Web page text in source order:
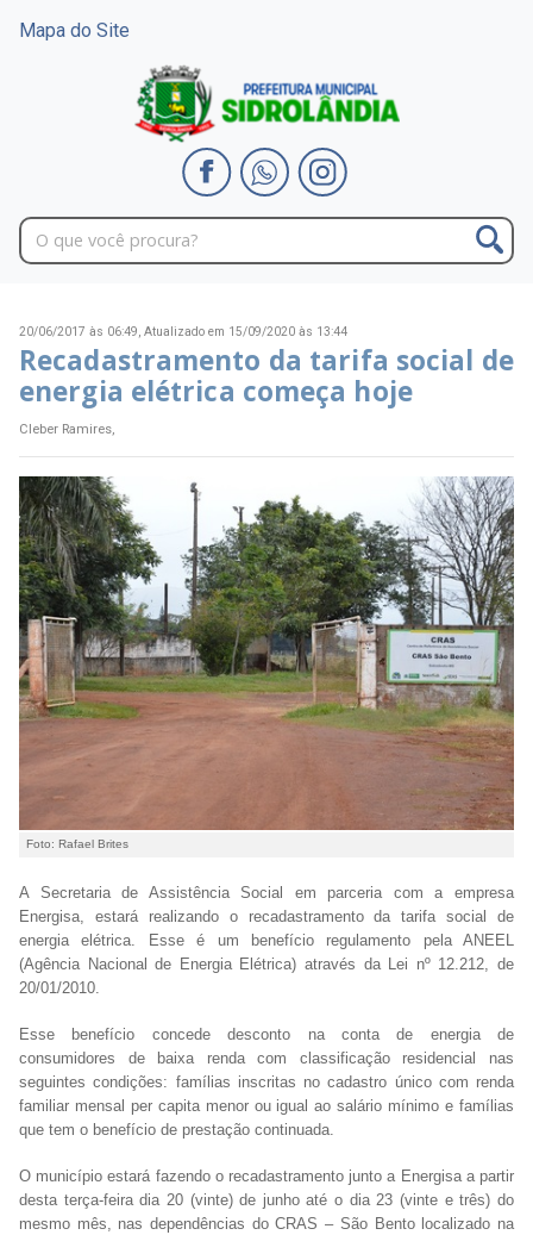
Mapa do Site
20/06/2017 às 06:49, Atualizado em 15/09/2020 às 13:44
Recadastramento da tarifa social de
energia elétrica começa hoje
Cleber Ramires,
Foto: Rafael Brites
A Secretaria de Assistência Social em parceria com a empresa
Energisa, estará realizando o recadastramento da tarifa social de
energia elétrica. Esse é um benefício regulamento pela ANEEL
(Agência Nacional de Energia Elétrica) através da Lei nº 12.212, de
20/01/2010.
Esse benefício concede desconto na conta de energia de
consumidores de baixa renda com classificação residencial nas
seguintes condições: famílias inscritas no cadastro único com renda
familiar mensal per capita menor ou igual ao salário mínimo e famílias
que tem o benefício de prestação continuada.
O município estará fazendo o recadastramento junto a Energisa a partir
desta terça-feira dia 20 (vinte) de junho até o dia 23 (vinte e três) do
mesmo mês, nas dependências do CRAS – São Bento localizado na